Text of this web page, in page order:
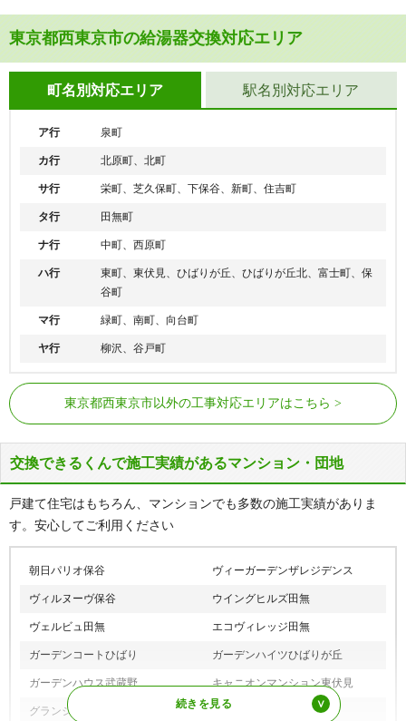
東京都西東京市の給湯器交換対応エリア
町名別対応エリア
ア行 泉町
カ行 北原町、北町
サ行 栄町、芝久保町、下保谷、新町、住吉町
タ行 田無町
ナ行 中町、西原町
ハ行
東町、東伏見、ひばりが丘、ひばりが丘北、富士町、保
谷町
マ行 緑町、南町、向台町
ヤ行 柳沢、谷戸町
駅名別対応エリア
西武池袋線 保谷駅、ひばりヶ丘駅
東京都西東京市以外の工事対応エリアはこちら
交換できるくんで施工実績があるマンション・団地
戸建て住宅はもちろん、マンションでも多数の施工実績がありま
す。安心してご利用ください
朝日パリオ保谷 ヴィーガーデンザレジデンス
ヴィルヌーヴ保谷 ウイングヒルズ田無
ヴェルビュ田無 エコヴィレッジ田無
ガーデンコートひばり ガーデンハイツひばりが丘
ガーデンハウス武蔵野 キャニオンマンション東伏見
グランシーナ田無 グランジオ武蔵野